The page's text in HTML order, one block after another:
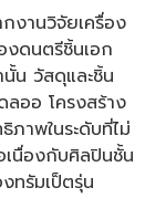
งานวิจัยเครื่อง
งดนตรีชิ้นเอก
นั้น วัสดุและชิ้น
ลออ โครงสร้าง
ภาพในระดับที่ไม่
นื่องกับศิลปินชั้น
ทรัมเป็ตรุ่น